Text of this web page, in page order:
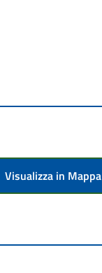
Visualizza in Mappa